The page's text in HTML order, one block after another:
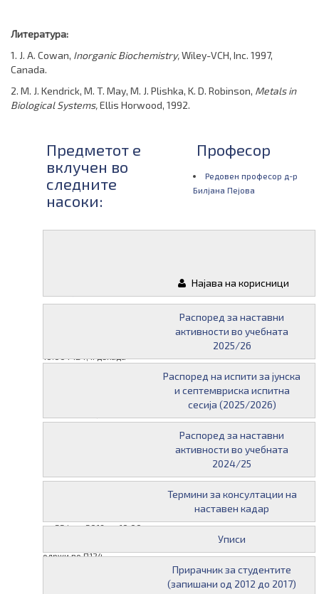
Литература:
1. J. A. Cowan, Inorganic Biochemistry,Wiley-VCH, Inc. 1997,
Canada.
2. M. J. Kendrick, M. T. May, M. J. Plishka, K. D. Robinson, Metals in
Biological Systems,Ellis Horwood, 1992.
Предметот е
вклучен во
следните
насоки:
Професор
Редовен професор д-р
Билјана Пејова
10:00 P124; II декада
08 јуни 2016 во 10:00
22 јуни 2016 во 10:00
одржи во П124.
Најава на корисници
Распоред за наставни
активности во учебната
2025/26
Распоред на испити за јунска
и септемвриска испитна
сесија (2025/2026)
Распоред за наставни
активности во учебната
2024/25
Термини за консултации на
наставен кадар
Уписи
Прирачник за студентите
(запишани од 2012 до 2017)